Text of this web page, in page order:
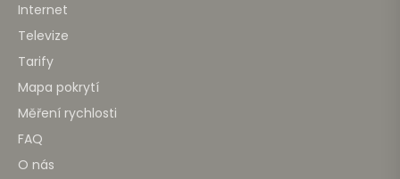
Internet
Televize
Tarify
Mapa pokrytí
Měření rychlosti
FAQ
O nás